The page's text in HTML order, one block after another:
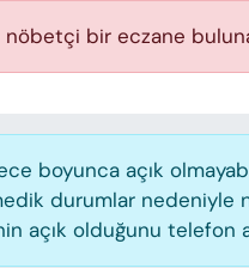
bir eczane
boyunca açık
durumlar nedeniyle
açık olduğunu telefon